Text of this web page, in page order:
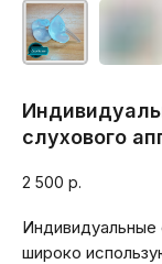
слухового
2 500 р.
широко